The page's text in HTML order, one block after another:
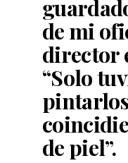
de mi
director
“Solo
de piel”.